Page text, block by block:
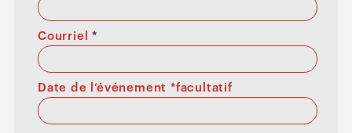
Courriel*
Date de l’événement *facultatif